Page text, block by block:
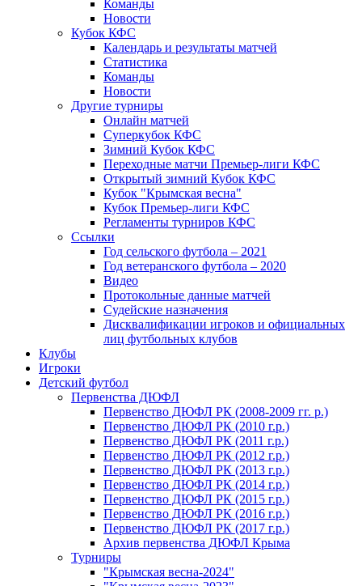
Команды
Новости
Кубок КФС
Календарь и результаты матчей
Статистика
Команды
Новости
Другие турниры
Онлайн матчей
Суперкубок КФС
Зимний Кубок КФС
Переходные матчи Премьер-лиги КФС
Открытый зимний Кубок КФС
Кубок "Крымская весна"
Кубок Премьер-лиги КФС
Регламенты турниров КФС
Ссылки
Год сельского футбола – 2021
Год ветеранского футбола – 2020
Видео
Протокольные данные матчей
Судейские назначения
Дисквалификации игроков и официальных
лиц футбольных клубов
Клубы
Игроки
Детский футбол
Первенства ДЮФЛ
Первенство ДЮФЛ РК (2008-2009 гг. р.)
Первенство ДЮФЛ РК (2010 г.р.)
Первенство ДЮФЛ РК (2011 г.р.)
Первенство ДЮФЛ РК (2012 г.р.)
Первенство ДЮФЛ РК (2013 г.р.)
Первенство ДЮФЛ РК (2014 г.р.)
Первенство ДЮФЛ РК (2015 г.р.)
Первенство ДЮФЛ РК (2016 г.р.)
Первенство ДЮФЛ РК (2017 г.р.)
Архив первенства ДЮФЛ Крыма
Турниры
"Крымская весна-2024"